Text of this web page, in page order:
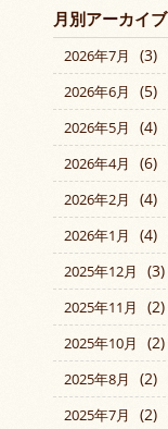
月別アーカイブ
2026年7月 (3)
2026年6月 (5)
2026年5月 (4)
2026年4月 (6)
2026年2月 (4)
2026年1月 (4)
2025年12月 (3)
2025年11月 (2)
2025年10月 (2)
2025年8月 (2)
2025年7月 (2)